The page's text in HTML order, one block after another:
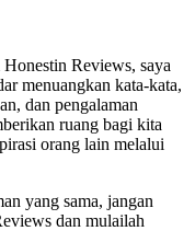
Reviews, saya
menuangkan kata-kata,
dan pengalaman
ruang bagi kita
orang lain melalui
yang sama, jangan
dan mulailah